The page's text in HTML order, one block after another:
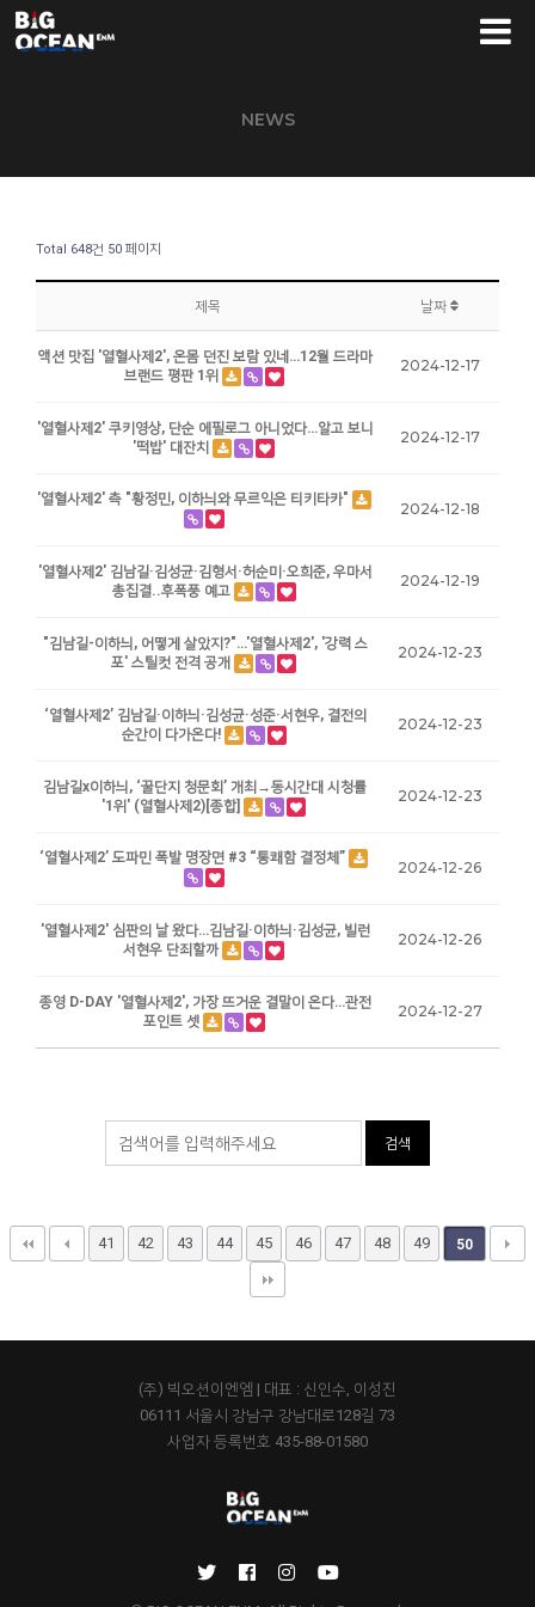
NEWS
Total 648건 50 페이지
제목 날짜
액션 맛집 '열혈사제2', 온몸 던진 보람 있네…12월 드라마
브랜드 평판 1위
2024-12-17
'열혈사제2' 쿠키영상, 단순 에필로그 아니었다…알고 보니
'떡밥' 대잔치
2024-12-17
'열혈사제2' 측 "황정민, 이하늬와 무르익은 티키타카"
2024-12-18
'열혈사제2' 김남길·김성균·김형서·허순미·오희준, 우마서
총집결..후폭풍 예고
2024-12-19
"김남길-이하늬, 어떻게 살았지?"…'열혈사제2', '강력 스
포' 스틸컷 전격 공개
2024-12-23
‘열혈사제2’ 김남길·이하늬·김성균·성준·서현우, 결전의
순간이 다가온다!
2024-12-23
김남길x이하늬, ‘꿀단지 청문회’ 개최→동시간대 시청률
'1위' (열혈사제2)[종합]
2024-12-23
‘열혈사제2’ 도파민 폭발 명장면 #3 “통쾌함 결정체”
2024-12-26
'열혈사제2' 심판의 날 왔다…김남길·이하늬·김성균, 빌런
서현우 단죄할까
2024-12-26
종영 D-DAY '열혈사제2', 가장 뜨거운 결말이 온다…관전
포인트 셋
2024-12-27
검색
41 42 43 44 45 46 47 48 49 50
(주) 빅오션이엔엠 | 대표 : 신인수, 이성진
06111 서울시 강남구 강남대로128길 73
사업자 등록번호 435-88-01580